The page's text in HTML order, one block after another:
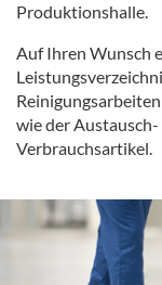
Produktionshalle.
Auf Ihren Wunsch
wie der
Verbrauchsartikel.